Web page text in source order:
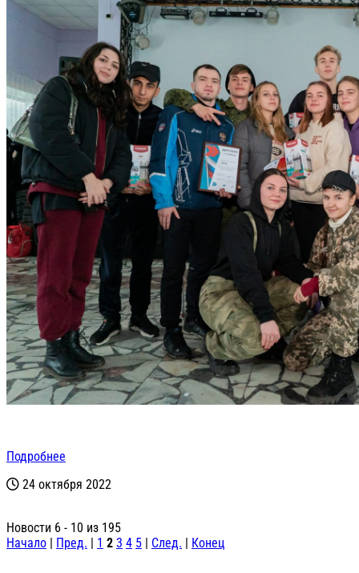
Подробнее
24 октября 2022
Новости 6 - 10 из 195
Начало | Пред. | 1 2 3 4 5 | След. | Конец